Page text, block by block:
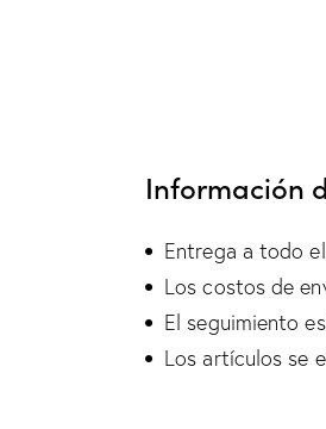
Información
Entrega a todo
Los costos de
El seguimiento
Los artículos se